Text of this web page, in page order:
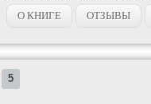
О КНИГЕ
ОТЗЫВЫ
5